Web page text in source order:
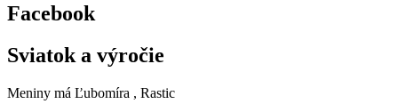
Facebook
Sviatok a výročie
Meniny má Ľubomíra , Rastic